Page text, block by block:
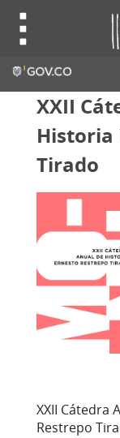
XXII
Historia
Tirado
XXII Cátedra
Restrepo